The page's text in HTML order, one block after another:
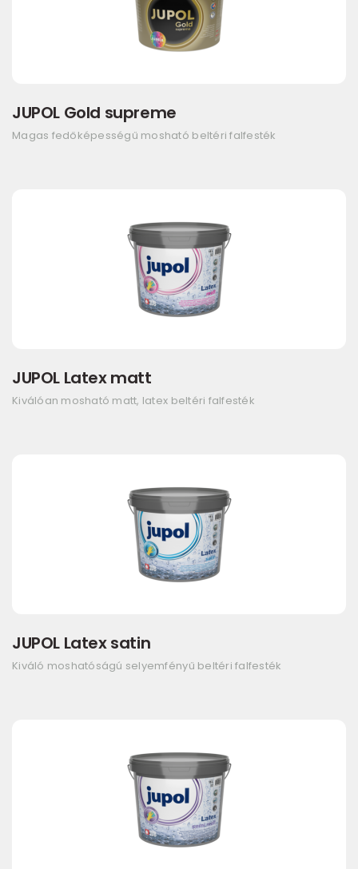
JUPOL Gold supreme
Magas fedőképességű mosható beltéri falfesték
JUPOL Latex matt
Kiválóan mosható matt, latex beltéri falfesték
JUPOL Latex satin
Kiváló moshatóságú selyemfényű beltéri falfesték